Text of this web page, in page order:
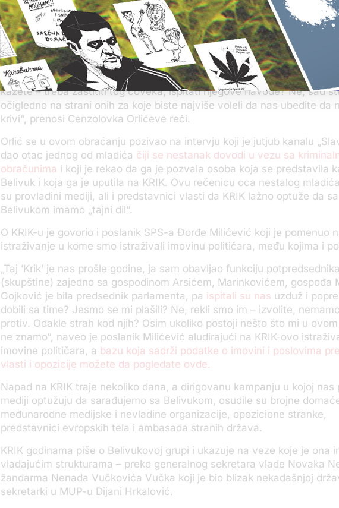
klana? I tada ste objavljivali naslove poput – nemojte slučajno da se
prikazuju dokazi o nedelima pohapšene grupe Belivuk–Miljković.
ste navodno vi zabrinuti za roditelje žrtava. A, danas kada roditelj
žrtava kaže – nas je lično Belivuk uputio na KRIK i u odgovoru na pitanje
novinara – a je l’ to znači da je u njih imao poverenje, taj roditelj
njih je imao poverenje, kako sada više niste na strani roditelja? Kako
kažete – treba zaštititi tog čoveka, ispitati njegove navode? Ne, sad
očigledno na strani onih za koje biste najviše voleli da nas ubedite da
krivi“, prenosi Cenzolovka Orlićeve reči.
Orlić se u ovom obraćanju pozivao na intervju koji je jutjub kanalu
dao otac jednog od mladića čiji se nestanak dovodi u vezu sa
obračunima i koji je rekao da ga je pozvala osoba koja se predstavila
Belivuk i koja ga je uputila na KRIK. Ovu rečenicu oca nestalog
su provladini mediji, ali i predstavnici vlasti da KRIK lažno optuže da sa
Belivukom imamo „tajni dil“.
O KRIK-u je govorio i poslanik SPS-a Đorđe Milićević koji je pomenuo
istraživanje u kome smo istraživali imovinu političara, među kojima i
„Taj ’Krik’ je nas prošle godine, ja sam obavljao funkciju potpredsednika
(skupštine) zajedno sa gospodinom Arsićem, Marinkovićem, gospođa
Gojković je bila predsednik parlamenta, pa ispitali su nas uzduž i
dobili sa time? Jesmo se mi plašili? Ne, rekli smo im – izvolite,
protiv. Odakle strah kod njih? Osim ukoliko postoji nešto što mi u
ne znamo“, naveo je poslanik Milićević aludirajući na KRIK-ovo
imovine političara, a bazu koja sadrži podatke o imovini i poslovima
vlasti i opozicije možete da pogledate ovde.
Napad na KRIK traje nekoliko dana, a dirigovanu kampanju u kojoj nas
mediji optužuju da sarađujemo sa Belivukom, osudile su brojne
međunarodne medijske i nevladine organizacije, opozicione stranke,
predstavnici evropskih tela i ambasada stranih država.
KRIK godinama piše o Belivukovoj grupi i ukazuje na veze koje je ona
vladajućim strukturama – preko generalnog sekretara vlade Novaka
žandarma Nenada Vučkovića Vučka koji je bio blizak nekadašnjoj
sekretarki u MUP-u Dijani Hrkalović.